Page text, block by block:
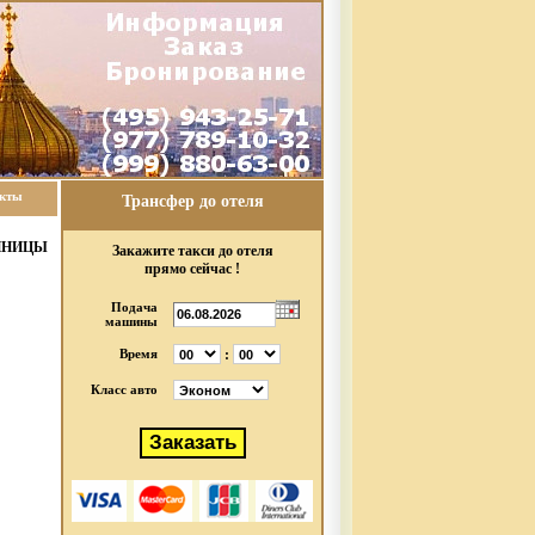
Трансфер до отеля
Закажите такси до отеля
прямо сейчас !
Подача
машины
Время :
Класс авто